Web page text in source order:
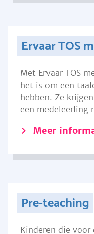
Ervaar TOS
Met Ervaar TOS
het is om een
hebben. Ze
een medeleerling
Meer
Pre-teaching
Kinderen die voor